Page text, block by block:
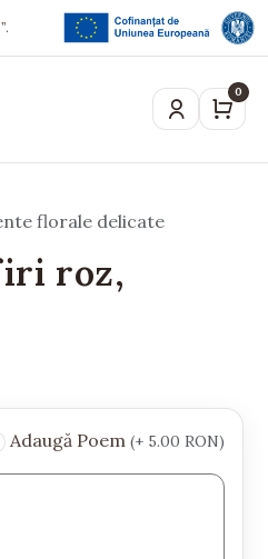
0
florale delicate
roz,
Adaugă Poem (+ 5.00 RON)